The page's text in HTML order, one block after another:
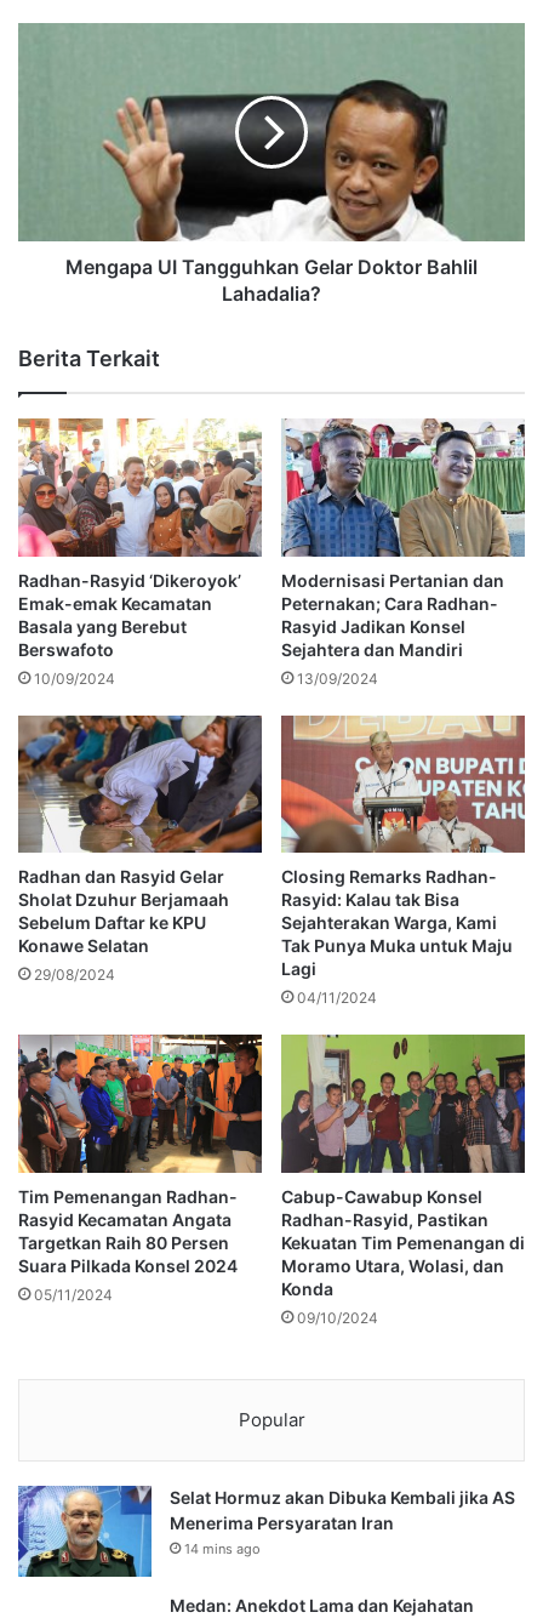
Mengapa UI Tangguhkan Gelar Doktor Bahlil
Lahadalia?
Berita Terkait
Radhan-Rasyid ‘Dikeroyok’
Emak-emak Kecamatan
Basala yang Berebut
Berswafoto
10/09/2024
Modernisasi Pertanian dan
Peternakan; Cara Radhan-
Rasyid Jadikan Konsel
Sejahtera dan Mandiri
13/09/2024
Radhan dan Rasyid Gelar
Sholat Dzuhur Berjamaah
Sebelum Daftar ke KPU
Konawe Selatan
29/08/2024
Closing Remarks Radhan-
Rasyid: Kalau tak Bisa
Sejahterakan Warga, Kami
Tak Punya Muka untuk Maju
Lagi
04/11/2024
Tim Pemenangan Radhan-
Rasyid Kecamatan Angata
Targetkan Raih 80 Persen
Suara Pilkada Konsel 2024
05/11/2024
Cabup-Cawabup Konsel
Radhan-Rasyid, Pastikan
Kekuatan Tim Pemenangan di
Moramo Utara, Wolasi, dan
Konda
09/10/2024
Popular
Selat Hormuz akan Dibuka Kembali jika AS
Menerima Persyaratan Iran
14 mins ago
Medan: Anekdot Lama dan Kejahatan